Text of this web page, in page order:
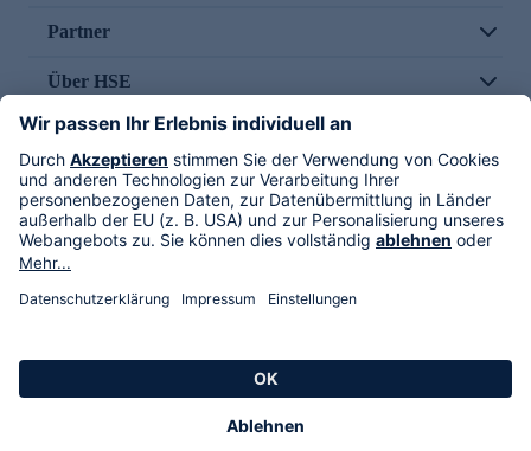
Partner
Über HSE
Im TV
HSE International